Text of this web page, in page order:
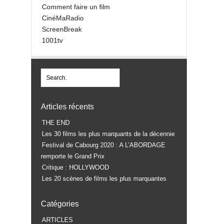
Comment faire un film
CinéMaRadio
ScreenBreak
1001tv
Articles récents
THE END
Les 30 films les plus marquants de la décennie
Festival de Cabourg 2020 : A L’ABORDAGE
remporte le Grand Prix
Critique : HOLLYWOOD
Les 20 scènes de films les plus marquantes
Catégories
ARTICLES